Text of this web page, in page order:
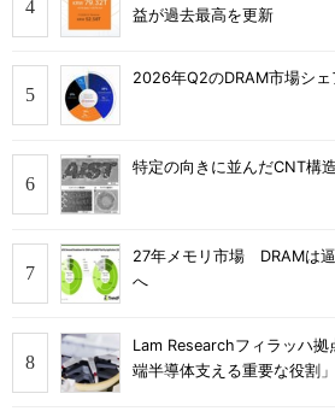
益が過去最高を更新
2026年Q2のDRAM市場シ
特定の向きに並んだCNT構
27年メモリ市場 DRAMは
へ
Lam Researchフィラッハ
端半導体支える重要な役割」